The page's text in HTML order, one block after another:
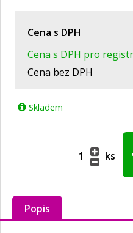
Cena s DPH
Cena s DPH pro
Cena bez DPH
Skladem
ks
Popis